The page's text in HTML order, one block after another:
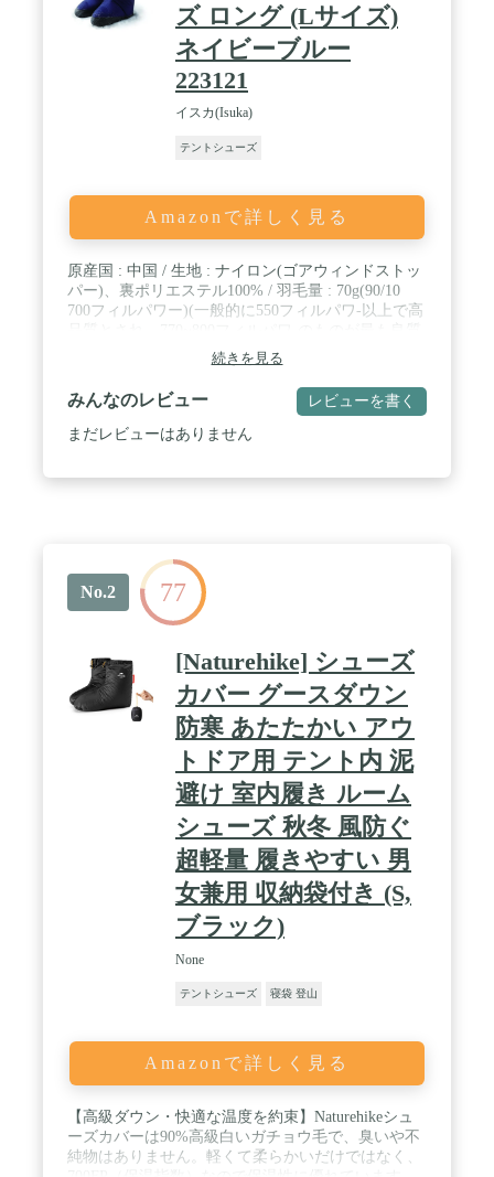
ズ ロング (Lサイズ)
ネイビーブルー
223121
イスカ(Isuka)
テントシューズ
Amazonで詳しく見る
原産国 : 中国 / 生地 : ナイロン(ゴアウィンドストッ
パー)、裏ポリエステル100% / 羽毛量 : 70g(90/10
700フィルパワー)(一般的に550フィルパワ-以上で高
とされています。) / 収納サイズ : 直径10×18cm(収納
スタッフバッグ付) / 重量 : 200g / カラー : ネイビー
ブルー / 構造 : ボックス構造 、収納袋つき
続きを見る
みんなのレビュー レビューを書く
まだレビューはありません
No.2 77
[Naturehike] シューズ
カバー グースダウン
防寒 あたたかい アウ
トドア用 テント内 泥
避け 室内履き ルーム
シューズ 秋冬 風防ぐ
超軽量 履きやすい 男
女兼用 収納袋付き (S,
ブラック)
None
テントシューズ 寝袋 登山
Amazonで詳しく見る
【高級ダウン・快適な温度を約束】Naturehikeシュ
ーズカバーは90%高級白いガチョウ毛で、臭いや不
純物はありません。軽くて柔らかいだけではなく、